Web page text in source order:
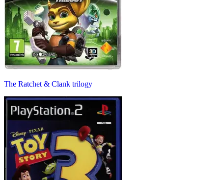
The Ratchet & Clank trilogy